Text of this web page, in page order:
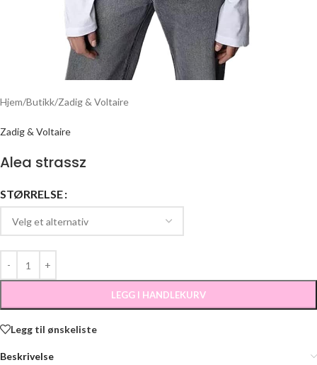
Hjem/Butikk/Zadig & Voltaire
Zadig & Voltaire
Alea strassz
STØRRELSE
LEGG I HANDLEKURV
Legg til ønskeliste
Beskrivelse